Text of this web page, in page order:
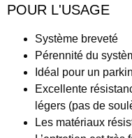
POUR L'USAGE
Système breveté
Pérennité du
Idéal pour un
Excellente
légers (pas de
Les matériaux